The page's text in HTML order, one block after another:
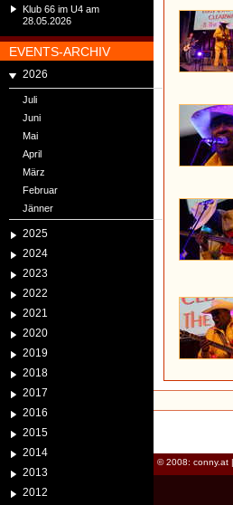
Klub 66 im U4 am
28.05.2026
EVENTS-ARCHIV
2026
Juli
Juni
Mai
April
März
Februar
Jänner
2025
2024
2023
2022
2021
2020
2019
2018
2017
2016
2015
2014
2013
2012
© 2008: conny.at |